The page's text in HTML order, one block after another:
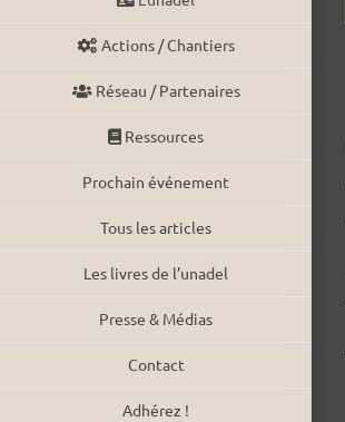
Actions / Chantiers
Réseau / Partenaires
Ressources
Prochain événement
Tous les articles
Les livres de l’unadel
Presse & Médias
Contact
Adhérez !